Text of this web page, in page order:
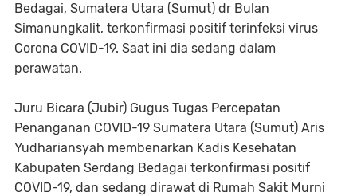
Bedagai, Sumatera Utara (Sumut) dr Bulan
Simanungkalit, terkonfirmasi positif terinfeksi virus
Corona COVID-19. Saat ini dia sedang dalam
perawatan.
Juru Bicara (Jubir) Gugus Tugas Percepatan
Penanganan COVID-19 Sumatera Utara (Sumut) Aris
Yudhariansyah membenarkan Kadis Kesehatan
Kabupaten Serdang Bedagai terkonfirmasi positif
COVID-19, dan sedang dirawat di Rumah Sakit Murni